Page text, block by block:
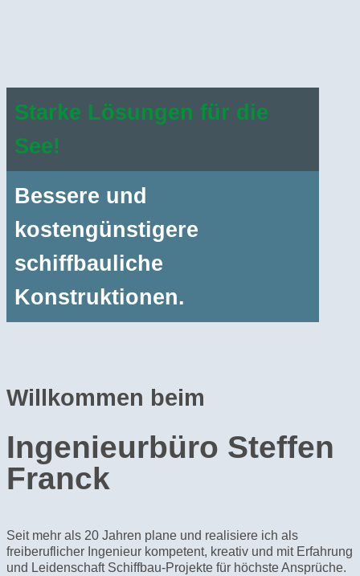
Starke Lösungen für die
See!
Bessere und
kostengünstigere
schiffbauliche
Konstruktionen.
Willkommen beim
Ingenieurbüro Steffen
Franck
Seit mehr als 20 Jahren plane und realisiere ich als
freiberuflicher Ingenieur kompetent, kreativ und mit Erfahrung
und Leidenschaft Schiffbau-Projekte für höchste Ansprüche.